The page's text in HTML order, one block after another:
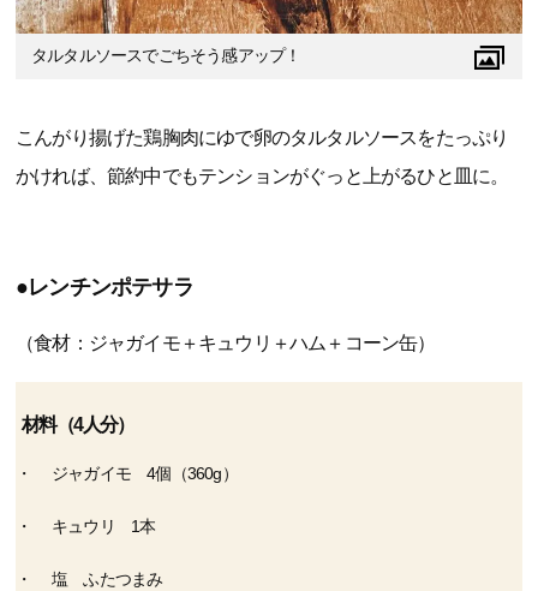
タルタルソースでごちそう感アップ！
こんがり揚げた鶏胸肉にゆで卵のタルタルソースをたっぷり
かければ、節約中でもテンションがぐっと上がるひと皿に。
●レンチンポテサラ
（食材：ジャガイモ＋キュウリ＋ハム＋コーン缶）
材料（4人分）
ジャガイモ 4個（360g）
キュウリ 1本
塩 ふたつまみ